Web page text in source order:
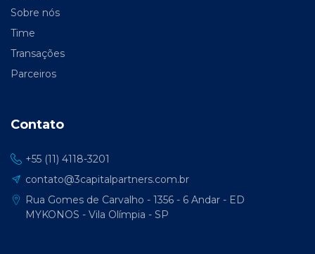
Sobre nós
Time
Transações
Parceiros
Contato
+55 (11) 4118-3201
contato@3capitalpartners.com.br
Rua Gomes de Carvalho - 1356 - 6 Andar - ED
MYKONOS - Vila Olímpia - SP